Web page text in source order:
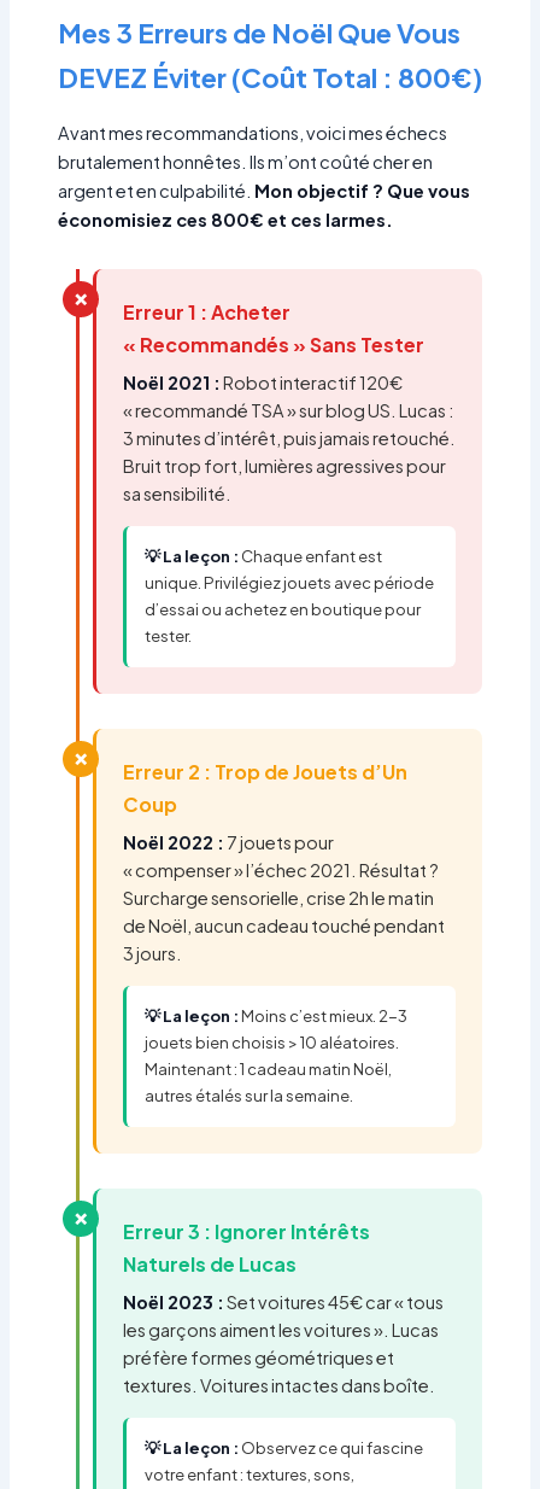
Mes 3 Erreurs de Noël Que Vous
DEVEZ Éviter (Coût Total : 800€)
Avant mes recommandations, voici mes échecs
brutalement honnêtes. Ils m’ont coûté cher en
argent et en culpabilité. Mon objectif ? Que vous
économisiez ces 800€ et ces larmes.
❌
Erreur 1 : Acheter
« Recommandés » Sans Tester
Noël 2021 : Robot interactif 120€
« recommandé TSA » sur blog US. Lucas :
3 minutes d’intérêt, puis jamais retouché.
Bruit trop fort, lumières agressives pour
sa sensibilité.
💡 La leçon : Chaque enfant est
unique. Privilégiez jouets avec période
d’essai ou achetez en boutique pour
tester.
❌
Erreur 2 : Trop de Jouets d’Un
Coup
Noël 2022 : 7 jouets pour
« compenser » l’échec 2021. Résultat ?
Surcharge sensorielle, crise 2h le matin
de Noël, aucun cadeau touché pendant
3 jours.
💡 La leçon : Moins c’est mieux. 2-3
jouets bien choisis > 10 aléatoires.
Maintenant : 1 cadeau matin Noël,
autres étalés sur la semaine.
❌
Erreur 3 : Ignorer Intérêts
Naturels de Lucas
Noël 2023 : Set voitures 45€ car « tous
les garçons aiment les voitures ». Lucas
préfère formes géométriques et
textures. Voitures intactes dans boîte.
💡 La leçon : Observez ce qui fascine
votre enfant : textures, sons,